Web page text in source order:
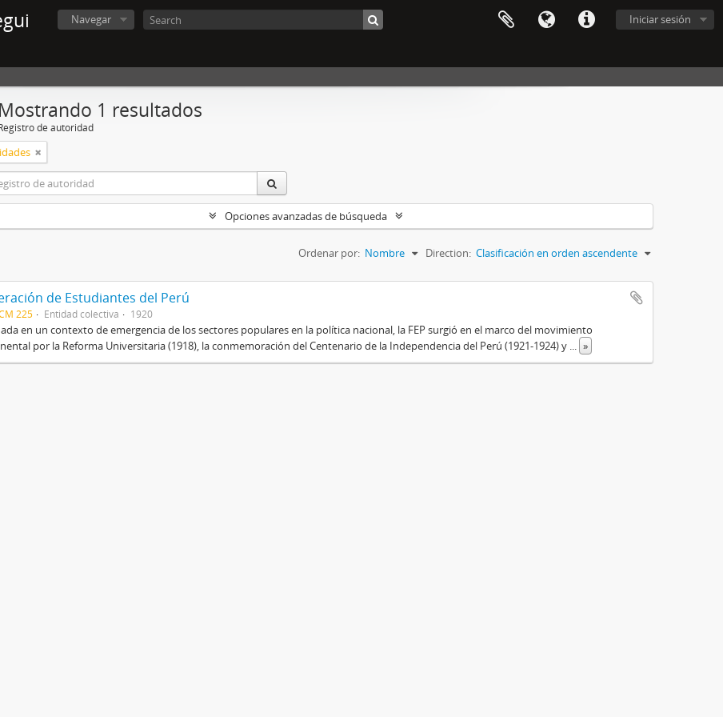
Iniciar sesión
Navegar
Mostrando 1 resultados
de autoridad
Opciones avanzadas de búsqueda
Ordenar por: Nombre Direction: Clasificación en orden ascendente
de Estudiantes del Perú
225 Entidad colectiva 1920
en un contexto de emergencia de los sectores populares en la política nacional, la FEP surgió en el marco del movimiento
por la Reforma Universitaria (1918), la conmemoración del Centenario de la Independencia del Perú (1921-1924) y ... »